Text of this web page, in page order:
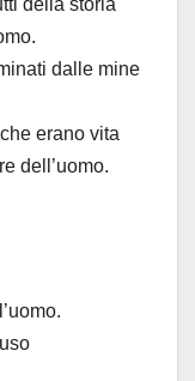
della storia
dalle mine
erano vita
dell’uomo.